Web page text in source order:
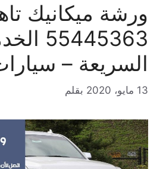
ورشة ميكانيك
55445363
السريعة –
13 مايو، 2020 بقلم